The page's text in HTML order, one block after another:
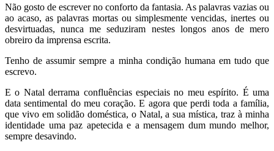
Não gosto de escrever no conforto da fantasia. As palavras vazias ou
ao acaso, as palavras mortas ou simplesmente vencidas, inertes ou
desvirtuadas, nunca me seduziram nestes longos anos de mero
obreiro da imprensa escrita.
Tenho de assumir sempre a minha condição humana em tudo que
escrevo.
E o Natal derrama confluências especiais no meu espírito. É uma
data sentimental do meu coração. E agora que perdi toda a família,
que vivo em solidão doméstica, o Natal, a sua mística, traz à minha
identidade uma paz apetecida e a mensagem dum mundo melhor,
sempre desavindo.